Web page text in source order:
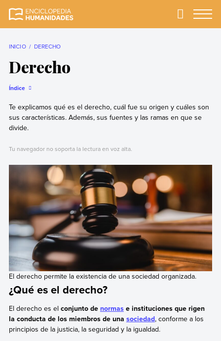
completa y más
Primary
INICIO DERECHO
Derecho
Índice
Te explicamos qué es el derecho, cuál fue su origen y cuáles son
sus características. Además, sus fuentes y las ramas en que se
divide.
Tu navegador no soporta la lectura en voz alta.
El derecho permite la existencia de una sociedad organizada.
¿Qué es el derecho?
El derecho es el conjunto de normase instituciones que rigen
la conducta de los miembros de una sociedad, conforme a los
principios de la justicia, la seguridad y la igualdad.